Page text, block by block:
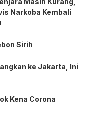
Masih Kurang,
Narkoba Kembali
Sirih
ke Jakarta, Ini
Kena Corona